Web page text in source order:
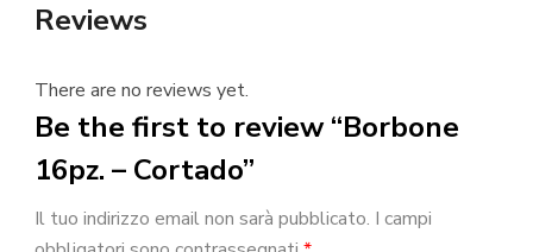
Reviews
There are no reviews yet.
Be the first to review “Borbone
16pz. – Cortado”
Il tuo indirizzo email non sarà pubblicato. I campi